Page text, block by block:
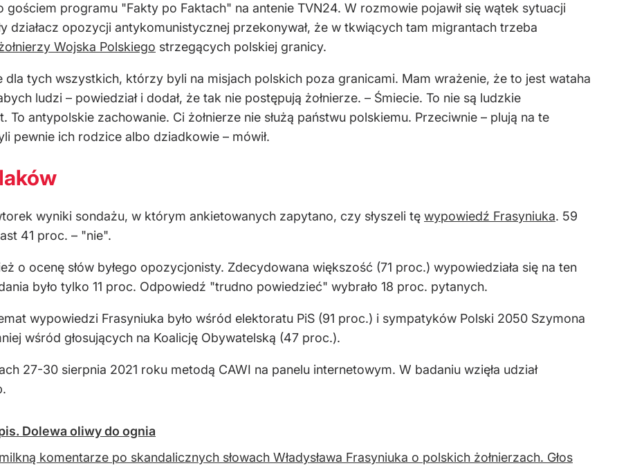
gościem programu "Fakty po Faktach" na antenie TVN24. W rozmowie pojawił się wątek sytuacji
działacz opozycji antykomunistycznej przekonywał, że w tkwiących tam migrantach trzeba
Wojska Polskiego strzegących polskiej granicy.
dla tych wszystkich, którzy byli na misjach polskich poza granicami. Mam wrażenie, że to jest wataha
ludzi – powiedział i dodał, że tak nie postępują żołnierze. – Śmiecie. To nie są ludzkie
antypolskie zachowanie. Ci żołnierze nie służą państwu polskiemu. Przeciwnie – plują na te
pewnie ich rodzice albo dziadkowie – mówił.
wyniki sondażu, w którym ankietowanych zapytano, czy słyszeli tę wypowiedź Frasyniuka. 59
41 proc. – "nie".
o ocenę słów byłego opozycjonisty. Zdecydowana większość (71 proc.) wypowiedziała się na ten
było tylko 11 proc. Odpowiedź "trudno powiedzieć" wybrało 18 proc. pytanych.
wypowiedzi Frasyniuka było wśród elektoratu PiS (91 proc.) i sympatyków Polski 2050 Szymona
wśród głosujących na Koalicję Obywatelską (47 proc.).
27-30 sierpnia 2021 roku metodą CAWI na panelu internetowym. W badaniu wzięła udział
Dolewa oliwy do ognia
komentarze po skandalicznych słowach Władysława Frasyniuka o polskich żołnierzach. Głos